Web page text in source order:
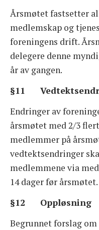
Årsmøtet fastsetter
medlemskap og
foreningens drift.
delegere denne
år av gangen.
§11
Endringer av
årsmøtet med 2/3
medlemmer på
vedtektsendringer
medlemmene via
14 dager før årsmøtet.
§12 Oppløsning
Begrunnet forslag